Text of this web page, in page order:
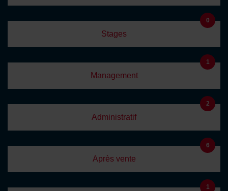
Stages
0
Management
1
Administratif
2
Après vente
6
1